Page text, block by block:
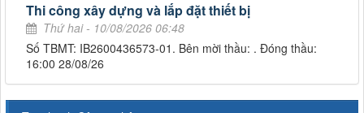
Thi công xây dựng và lắp đặt thiết bị
Thứ hai - 10/08/2026 06:48
Số TBMT: IB2600436573-01. Bên mời thầu: . Đóng thầu:
16:00 28/08/26